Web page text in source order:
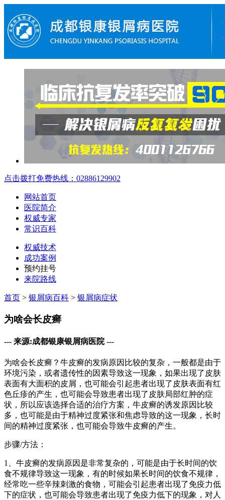
点击拨打免费热线：02886129902
网站首页
医院简介
权威专家
常识百科
权威技术
成功案例
预约挂号
来院路线
首页 > 银屑病百科 > 银屑病症状
为啥会长皮癣
--- 来源:成都银康银屑病医院 ---
为啥会长皮癣？牛皮癣的发病原因比较的复杂，一般都是由于
环境污染，或者遗传性的因素导致这一现象，如果出现了皮肤
表面有大面积的皮屑，也可能会引起患者出现了皮肤表面有红
色丘疹的产生，也可能会导致患者出现了皮肤局部红肿的症
状，所以应该选择合适的治疗方案，牛皮癣的诱发原因比较
多，也可能是由于精神过度紧张和焦虑导致的这一现象，长时
间的精神过度紧张，也可能会导致牛皮癣的产生。
步骤/方法：
1、牛皮癣的发病原因是非常复杂的，可能是由于长时间的饮
食不规律导致这一现象，有的时候如果长时间的饮食不规律，
经常吃一些辛辣刺激的食物，可能会引起患者出现了免疫力低
下的症状，也可能会导致患者出现了免疫力低下的现象，对人